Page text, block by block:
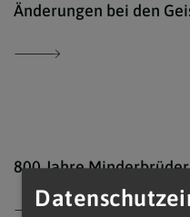
Änderungen bei den
800 Jahre